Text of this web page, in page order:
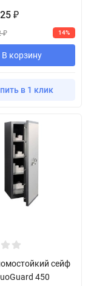
₽
₽ 14%
В корзину
в 1 клик
сейф
450